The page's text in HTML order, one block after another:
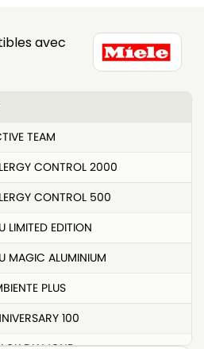
avec
TEAM
CONTROL 2000
CONTROL 500
LIMITED EDITION
MAGIC ALUMINIUM
PLUS
100